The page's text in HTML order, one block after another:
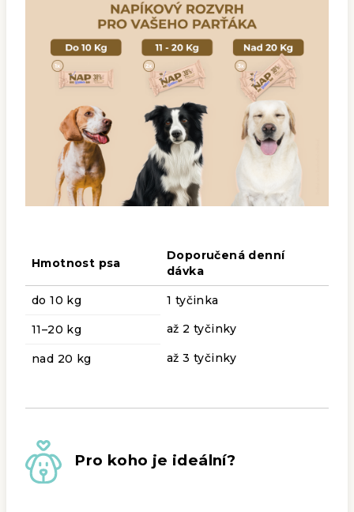
Hmotnost psa
Doporučená denní
dávka
do 10 kg 1 tyčinka
11–20 kg až 2 tyčinky
nad 20 kg až 3 tyčinky
Pro koho je ideální?